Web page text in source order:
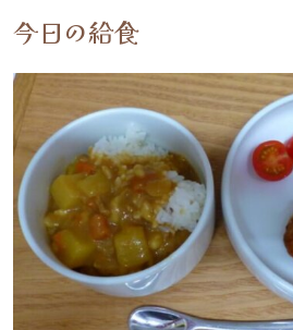
今日の給食